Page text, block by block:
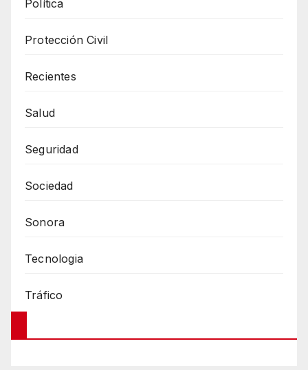
Política
Protección Civil
Recientes
Salud
Seguridad
Sociedad
Sonora
Tecnologia
Tráfico